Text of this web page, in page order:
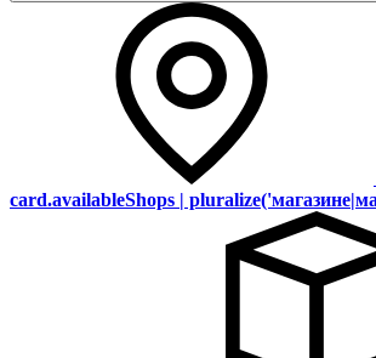
card.availableShops |